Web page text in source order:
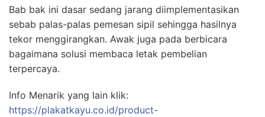
Bab bak ini dasar sedang jarang diimplementasikan
sebab palas-palas pemesan sipil sehingga hasilnya
tekor menggirangkan. Awak juga pada berbicara
bagaimana solusi membaca letak pembelian
terpercaya.
Info Menarik yang lain klik:
https://plakatkayu.co.id/product-